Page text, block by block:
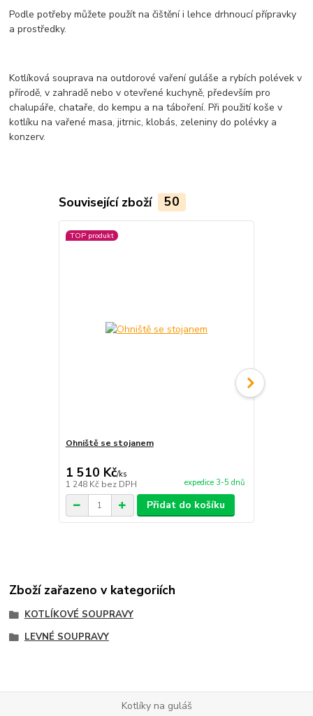
Podle potřeby můžete použít na čištění i lehce drhnoucí přípravky
a prostředky.
Kotlíková souprava na outdorové vaření guláše a rybích polévek v
přírodě, v zahradě nebo v otevřené kuchyně, především pro
chalupáře, chataře, do kempu a na táboření. Při použití koše v
kotlíku na vařené masa, jitrnic, klobás, zeleniny do polévky a
konzerv.
Související zboží 50
TOP produkt
Ohniště se stojanem
1 510 Kč/ks
1 248 Kč bez DPH expedice 3-5 dnů
Přidat do košíku
Zboží zařazeno v kategoriích
KOTLÍKOVÉ SOUPRAVY
LEVNÉ SOUPRAVY
Kotlíky na guláš